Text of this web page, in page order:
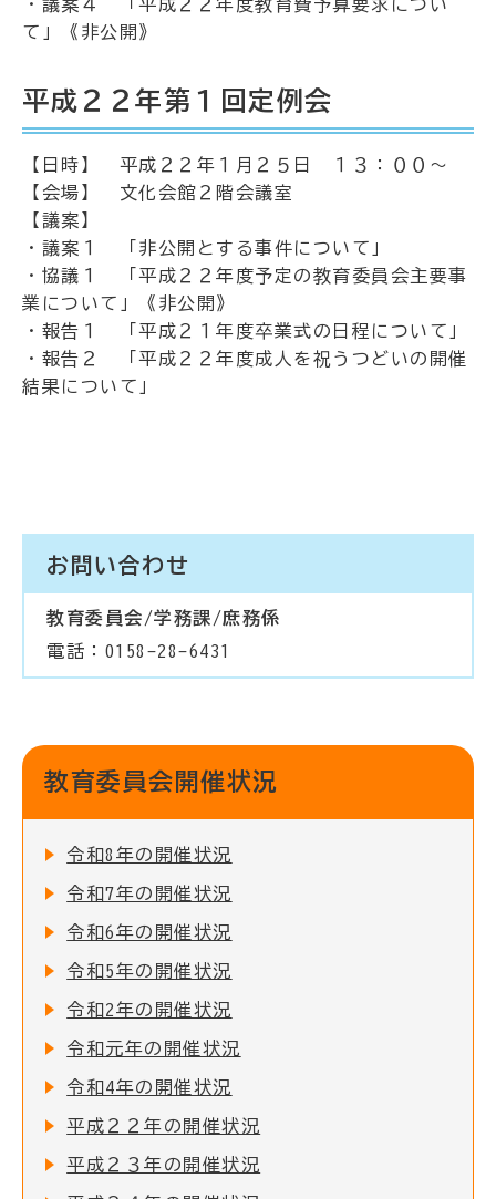
・議案４ 「平成２２年度教育費予算要求につい
て」《非公開》
平成２２年第１回定例会
【日時】 平成２２年１月２５日 １３：００～
【会場】 文化会館２階会議室
【議案】
・議案１ 「非公開とする事件について」
・協議１ 「平成２２年度予定の教育委員会主要事
業について」《非公開》
・報告１ 「平成２１年度卒業式の日程について」
・報告２ 「平成２２年度成人を祝うつどいの開催
結果について」
お問い合わせ
教育委員会/学務課/庶務係
電話：0158-28-6431
教育委員会開催状況
令和8年の開催状況
令和7年の開催状況
令和6年の開催状況
令和5年の開催状況
令和2年の開催状況
令和元年の開催状況
令和4年の開催状況
平成２２年の開催状況
平成２３年の開催状況